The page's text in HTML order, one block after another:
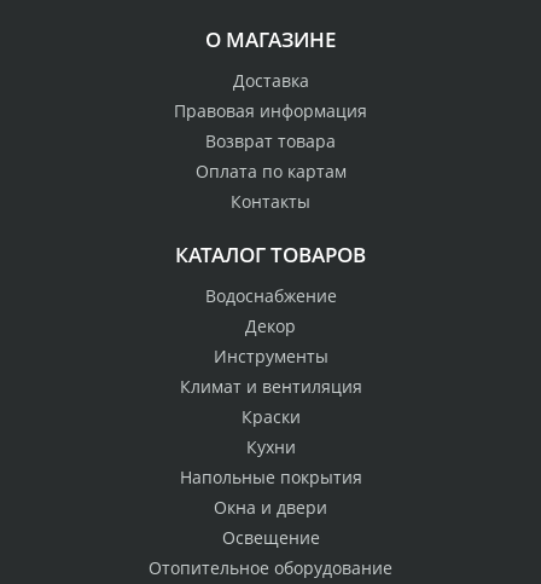
О МАГАЗИНЕ
Доставка
Правовая информация
Возврат товара
Оплата по картам
Контакты
КАТАЛОГ ТОВАРОВ
Водоснабжение
Декор
Инструменты
Климат и вентиляция
Краски
Кухни
Напольные покрытия
Окна и двери
Освещение
Отопительное оборудование